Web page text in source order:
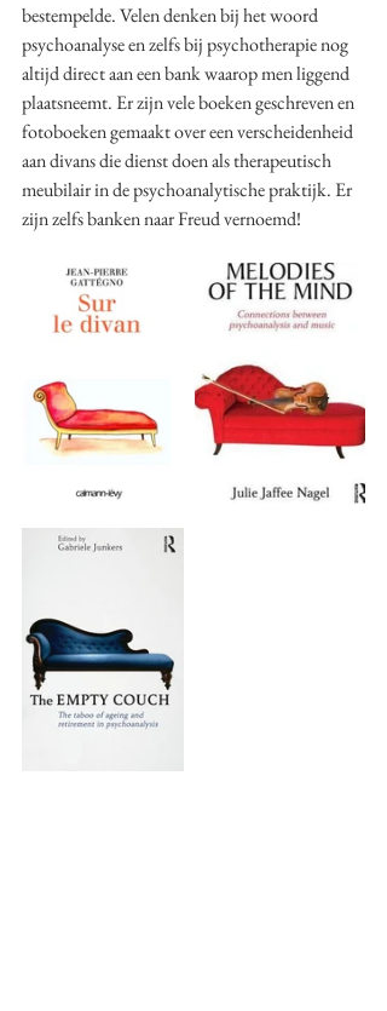
bestempelde. Velen denken bij het woord
psychoanalyse en zelfs bij psychotherapie nog
altijd direct aan een bank waarop men liggend
plaatsneemt. Er zijn vele boeken geschreven en
fotoboeken gemaakt over een verscheidenheid
aan divans die dienst doen als therapeutisch
meubilair in de psychoanalytische praktijk. Er
zijn zelfs banken naar Freud vernoemd!